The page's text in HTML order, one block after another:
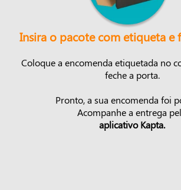
Insira o pacote com etiqueta e
Coloque a encomenda etiquetada no
feche a porta.
Pronto, a sua encomenda foi
Acompanhe a entrega
aplicativo Kapta.